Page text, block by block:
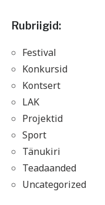
Rubriigid:
Festival
Konkursid
Kontsert
LAK
Projektid
Sport
Tänukiri
Teadaanded
Uncategorized